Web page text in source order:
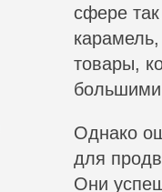
сфере
товары,
Однако
для
Они